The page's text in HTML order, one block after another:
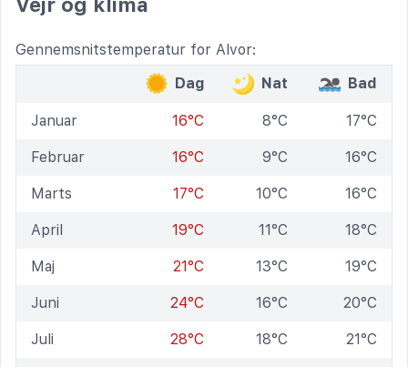
Gennemsnitstemperatur for Alvor:
Dag
Nat Bad
Januar 16°C 8°C 17°C
Februar 16°C 9°C 16°C
Marts 17°C 10°C 16°C
April 19°C 11°C 18°C
Maj 21°C 13°C 19°C
Juni 24°C 16°C 20°C
Juli 28°C 18°C 21°C